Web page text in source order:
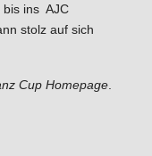
bis ins AJC
stolz auf sich
Cup Homepage